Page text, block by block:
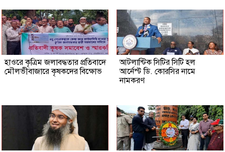
হাওরে কৃত্রিম জলাবদ্ধতার প্রতিবাদে
মৌলভীবাজারে কৃষকদের বিক্ষোভ
আটলান্টিক সিটির সিটি হল
আর্নেস্ট ডি. কোরসির নামে
নামকরণ